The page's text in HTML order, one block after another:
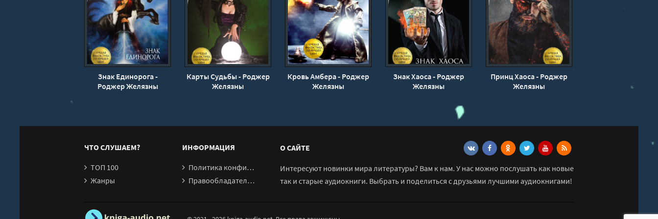
018
019
020 1
020 2
021
022
025
026
Знак Единорога -
Роджер Желязны
Карты Судьбы - Роджер
Желязны
Кровь Амбера - Роджер
Желязны
Знак Хаоса - Роджер
Желязны
Принц Хаоса - Роджер
Желязны
ЧТО СЛУШАЕМ?
ТОП 100
Жанры
ИНФОРМАЦИЯ
Политика конфиденциальности
Правообладателям
О САЙТЕ
Интересуют новинки мира литературы? Вам к нам. У нас можно послушать как новые
так и старые аудиокниги. Выбрать и поделиться с друзьями лучшими аудиокнигами!